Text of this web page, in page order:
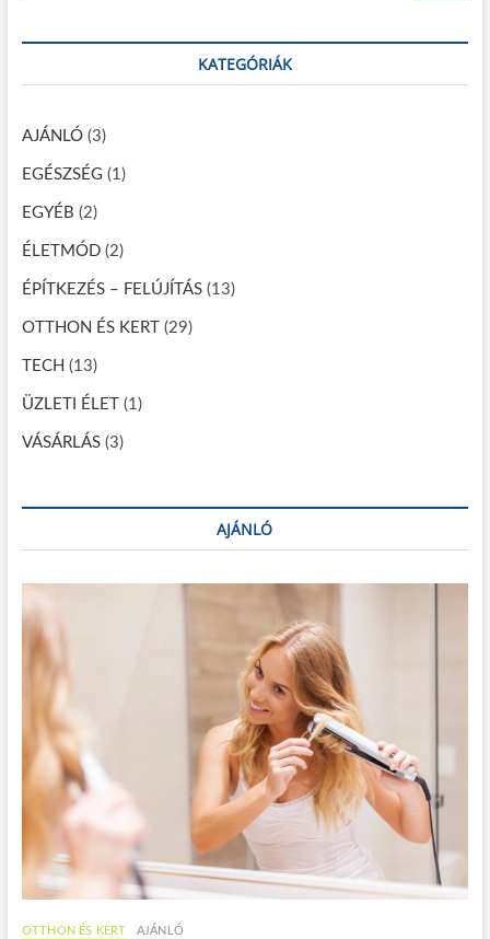
n
a
v
i
g
á
c
i
ó
h
KATEGÓRIÁK
AJÁNLÓ(3)
EGÉSZSÉG (1)
EGYÉB (2)
ÉLETMÓD(2)
ÉPÍTKEZÉS – FELÚJÍTÁS(13)
OTTHON ÉS KERT(29)
TECH (13)
ÜZLETI ÉLET(1)
VÁSÁRLÁS(3)
AJÁNLÓ
OTTHON ÉS KERT AJÁNLÓ